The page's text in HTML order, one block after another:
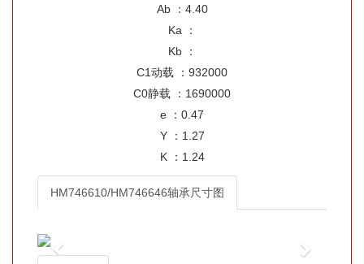
Ab ：4.40
Ka ：
Kb ：
C1动载 ：932000
C0静载 ：1690000
e ：0.47
Y ：1.27
K ：1.24
HM746610/HM746646轴承尺寸图